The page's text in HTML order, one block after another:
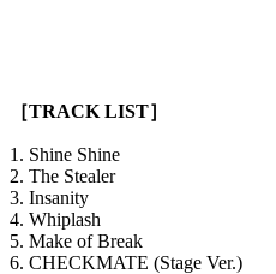
［TRACK LIST］
1. Shine Shine
2. The Stealer
3. Insanity
4. Whiplash
5. Make of Break
6. CHECKMATE (Stage Ver.)